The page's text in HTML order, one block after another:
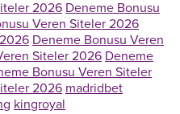
2026 Deneme Bonusu
Veren Siteler 2026
Deneme Bonusu Veren
Siteler 2026 Deneme
Bonusu Veren Siteler
2026 madridbet
kingroyal